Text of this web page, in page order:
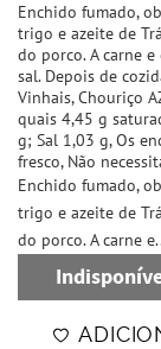
Enchido fumado,
trigo e azeite de
do porco. A carne
sal. Depois de
Vinhais, Chouriço
quais 4,45 g
g; Sal 1,03 g, Os
fresco, Não
Enchido fumado,
trigo e azeite de
do porco. A carne